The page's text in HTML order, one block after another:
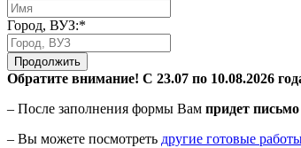
Город, ВУЗ:*
Продолжить
Обратите внимание! С 23.07 по 10.08.2026
– После заполнения формы Вам придет письмо
– Вы можете посмотреть другие готовые